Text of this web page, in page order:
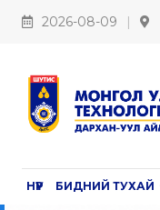
2026-08-09
НҮҮР БИДНИЙ ТУХАЙ